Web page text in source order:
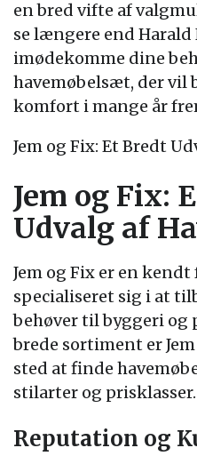
en bred vifte af
se længere end Harald
imødekomme dine
havemøbelsæt, der vil
komfort i mange år
Jem og Fix: Et Bredt
Jem og Fix:
Udvalg af
Jem og Fix er en
specialiseret sig i at
behøver til byggeri og
brede sortiment er
sted at finde
stilarter og prisklasser.
Reputation og